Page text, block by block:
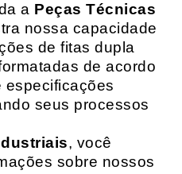
a Peças Técnicas
nossa capacidade
de fitas dupla
de acordo
especificações
seus processos
, você
sobre nossos